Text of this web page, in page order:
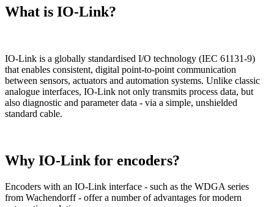
What is IO-Link?
IO-Link is a globally standardised I/O technology (IEC 61131-9)
that enables consistent, digital point-to-point communication
between sensors, actuators and automation systems. Unlike classic
analogue interfaces, IO-Link not only transmits process data, but
also diagnostic and parameter data - via a simple, unshielded
standard cable.
Why IO-Link for encoders?
Encoders with an IO-Link interface - such as the WDGA series
from Wachendorff - offer a number of advantages for modern